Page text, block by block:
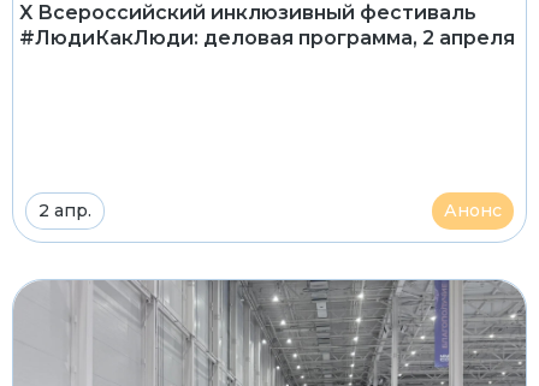
X Всероссийский инклюзивный фестиваль
#ЛюдиКакЛюди: деловая программа, 2 апреля
2 апр. Анонс